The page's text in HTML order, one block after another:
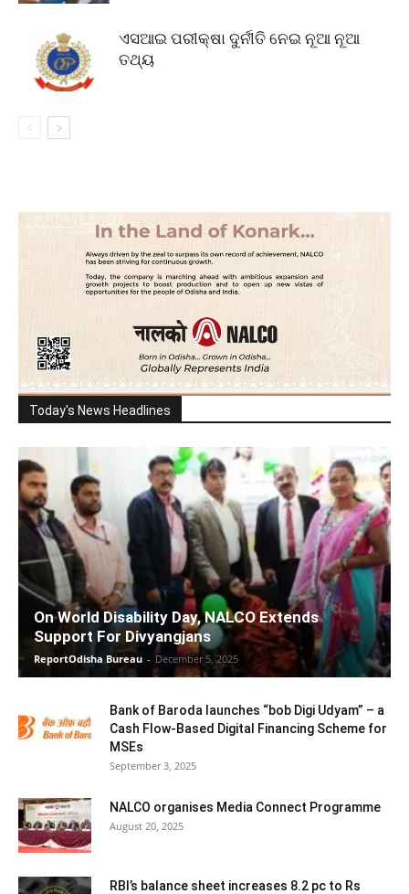
ଏସଆଇ ପରୀକ୍ଷା ଦୁର୍ନୀତି ନେଇ ନୂଆ ନୂଆ
ତଥ୍ୟ
Today's News Headlines
On World Disability Day, NALCO Extends
Support For Divyangjans
ReportOdisha Bureau - December 5, 2025
Bank of Baroda launches “bob Digi Udyam” – a
Cash Flow-Based Digital Financing Scheme for
MSEs
September 3, 2025
NALCO organises Media Connect Programme
August 20, 2025
RBI’s balance sheet increases 8.2 pc to Rs